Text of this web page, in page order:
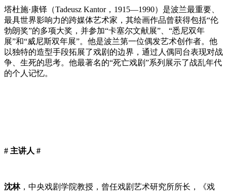
塔杜施·康铎（Tadeusz Kantor，1915—1990）是波兰最重要、
最具世界影响力的跨媒体艺术家，其绘画作品曾获得包括“伦
勃朗奖”的多项大奖，并参加“卡塞尔文献展”、“悉尼双年
展”和“威尼斯双年展”。他是波兰第一位偶发艺术创作者。他
以独特的造型手段拓展了戏剧的边界，通过人偶同台表现对战
争、生死的思考。他最著名的“死亡戏剧”系列展示了战乱年代
的个人记忆。
# 主讲人 #
沈林，中央戏剧学院教授，曾任戏剧艺术研究所所长，《戏